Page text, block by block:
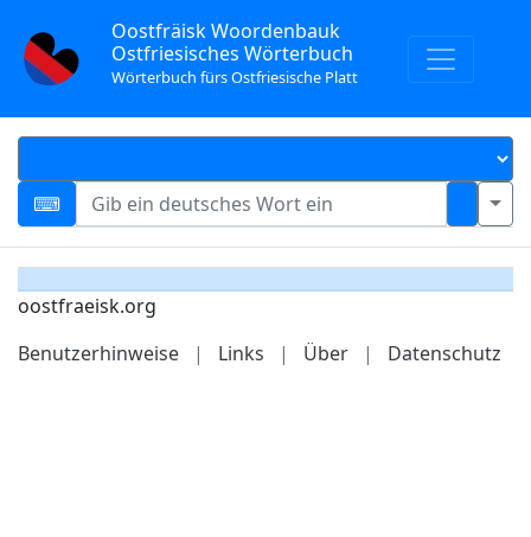
Oostfräisk Woordenbauk
Ostfriesisches Wörterbuch
Wörterbuch fürs Ostfriesische Platt
oostfraeisk.org
Benutzerhinweise
| Links | Über | Datenschutz